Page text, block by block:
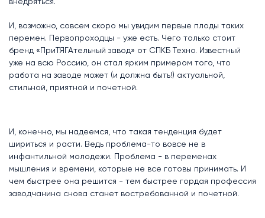
И, возможно, совсем скоро мы увидим первые плоды таких
перемен. Первопроходцы - уже есть. Чего только стоит
бренд «ПриТЯГАтельный завод» от СПКБ Техно. Известный
уже на всю Россию, он стал ярким примером того, что
работа на заводе может (и должна быть!) актуальной,
стильной, приятной и почетной.
И, конечно, мы надеемся, что такая тенденция будет
шириться и расти. Ведь проблема-то вовсе не в
инфантильной молодежи. Проблема - в переменах
мышления и времени, которые не все готовы принимать. И
чем быстрее она решится - тем быстрее гордая профессия
заводчанина снова станет востребованной и почетной.